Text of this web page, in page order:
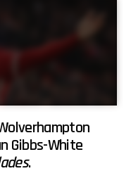
Gibbs-White
.